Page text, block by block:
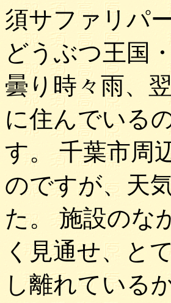
須サファリパ
どうぶつ王国
曇り時々雨、
に住んでいる
す。 千葉市周
のですが、天
た。 施設のな
く見通せ、と
し離れている